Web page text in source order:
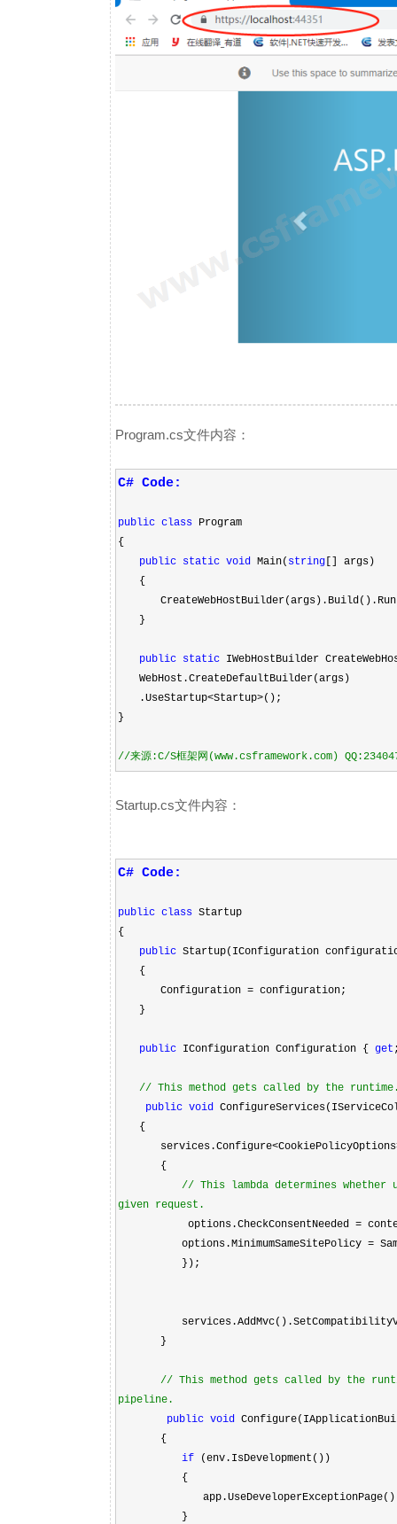
Program.cs文件内容：
C# Code:
public class Program
{
public static void Main( string [] args)
{
}
public static IWebHostBuilder
WebHost.CreateDefaultBuilder(args)
.UseStartup<Startup>();
}
//来源:C/S框架网(www.csframework.com)
Startup.cs文件内容：
C# Code:
public class Startup
{
public Startup(IConfiguration
{
Configuration = configuration;
}
public IConfiguration Configuration { get
// This method gets called by the
public void
{
services.Configure<CookiePolicyOptions
{
// This lambda determines
given request.
options.CheckConsentNeeded =
options.MinimumSameSitePolicy =
});
}
// This method gets called by the
pipeline.
public void
{
if (env.IsDevelopment())
{
}